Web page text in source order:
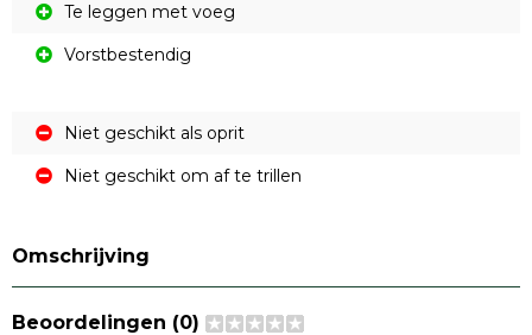
Te leggen met voeg
Vorstbestendig
Niet geschikt als oprit
Niet geschikt om af te trillen
Omschrijving
Beoordelingen (0)